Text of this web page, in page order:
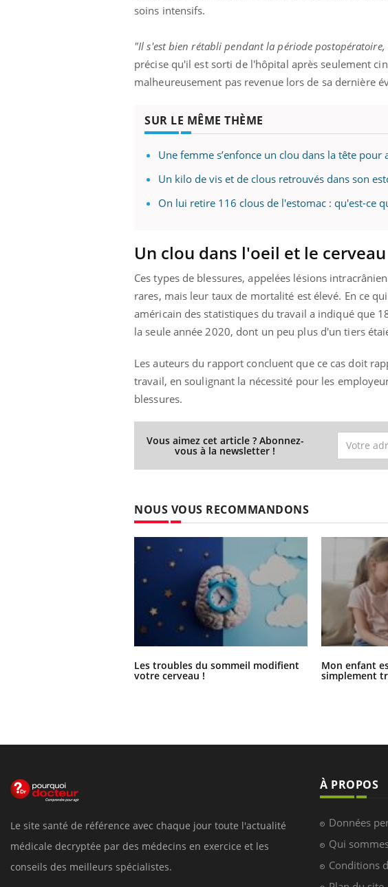
soins intensifs.
"Il s'est bien rétabli pendant la période
précise qu'il est sorti de l'hôpital après seulement
malheureusement pas revenue lors de sa dernière
SUR LE MÊME THÈME
Une femme s’enfonce un clou dans la tête pour
Un kilo de vis et de clous retrouvés dans son
On lui retire 116 clous de l'estomac : qu'est-ce
Un clou dans l'oeil et le
Ces types de blessures, appelées lésions
rares, mais leur taux de mortalité est élevé. En ce
américain des statistiques du travail a indiqué que
la seule année 2020, dont un peu plus d'un tiers
Les auteurs du rapport concluent que ce cas doit
travail, en soulignant la nécessité pour les
blessures.
Vous aimez cet article ? Abonnez-
vous à la newsletter !
NOUS VOUS RECOMMANDONS
Les troubles du sommeil modifient
votre cerveau !
Mon enfant
simplement
Le site santé de référence avec chaque jour toute l'actualité
médicale decryptée par des médecins en exercice et les
conseils des meilleurs spécialistes.
À PROPOS
Données
Qui
Conditions